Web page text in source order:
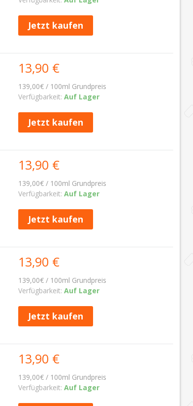
Jetzt kaufen
13,90 €
139,00€ / 100ml Grundpreis
Verfügbarkeit: Auf Lager
Jetzt kaufen
13,90 €
139,00€ / 100ml Grundpreis
Verfügbarkeit: Auf Lager
Jetzt kaufen
13,90 €
139,00€ / 100ml Grundpreis
Verfügbarkeit: Auf Lager
Jetzt kaufen
13,90 €
139,00€ / 100ml Grundpreis
Verfügbarkeit: Auf Lager